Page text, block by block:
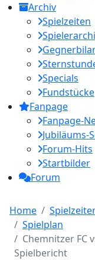
Archiv
Spielzeiten
Specials
Fundstücke
Fanpage
Fanpage-
Jubiläums-
Forum-Hits
Startbilder
Forum
Home
Spielplan
Chemnitzer FC
Spielbericht